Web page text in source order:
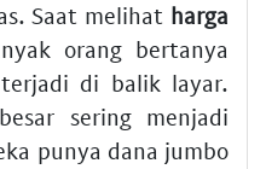
Saat melihat harga
orang bertanya
di balik layar.
sering menjadi
punya dana jumbo